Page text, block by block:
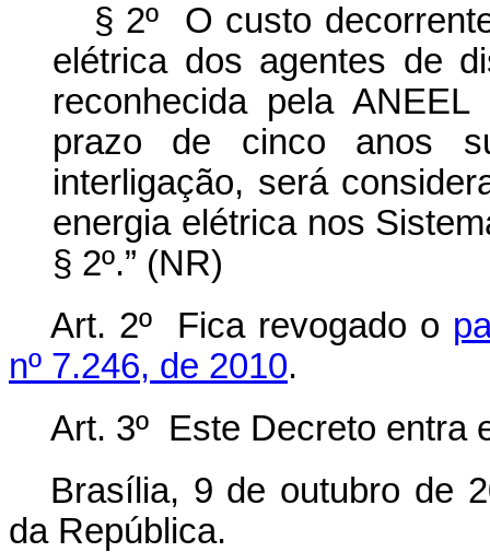
§ 2º O custo
elétrica dos agentes de
reconhecida pela
prazo de cinco anos
interligação, será
energia elétrica nos
§ 2º.” (NR)
Art. 2º Fica revogado o
nº 7.246, de 2010.
Art. 3º Este Decreto entra
Brasília, 9 de outubro de
da República.